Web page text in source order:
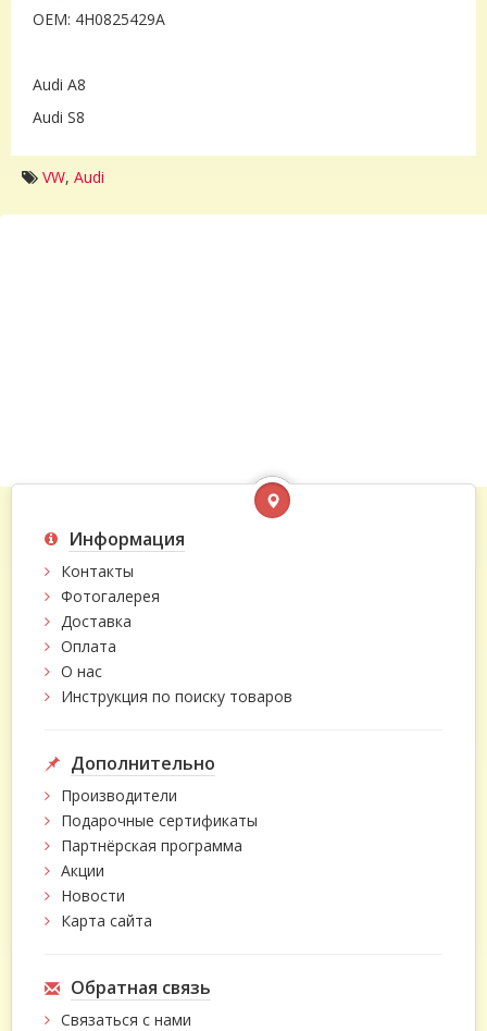
OEM: 4H0825429A
Audi A8
Audi S8
VW, Audi
Информация
Контакты
Фотогалерея
Доставка
Оплата
О нас
Инструкция по поиску товаров
Дополнительно
Производители
Подарочные сертификаты
Партнёрская программа
Акции
Новости
Карта сайта
Обратная связь
Связаться с нами